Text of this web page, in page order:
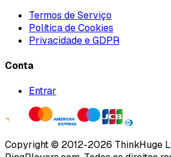
Termos de Serviço
Política de Cookies
Privacidade e GDPR
Conta
Entrar
Copyright © 2012-2026 ThinkHuge